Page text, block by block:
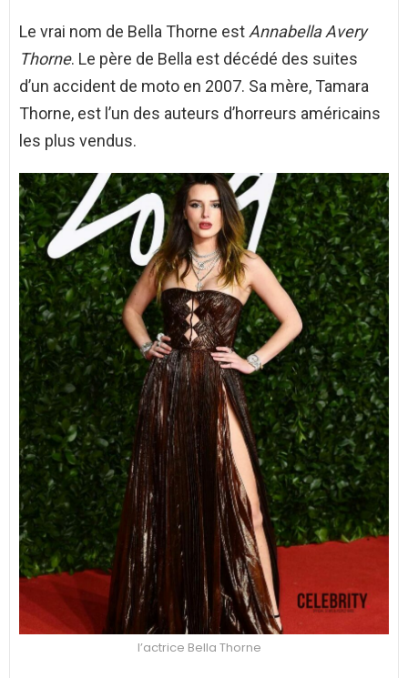
Le vrai nom de Bella Thorne est Annabella Avery
Thorne. Le père de Bella est décédé des suites
d’un accident de moto en 2007. Sa mère, Tamara
Thorne, est l’un des auteurs d’horreurs américains
les plus vendus.
l’actrice Bella Thorne